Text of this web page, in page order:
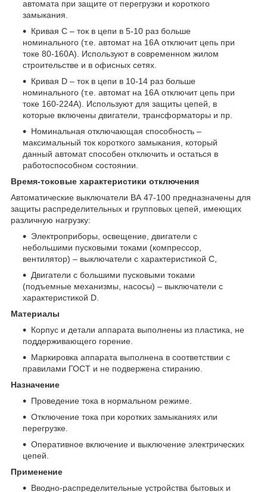
автомата при защите от перегрузки и короткого
замыкания.
Кривая С – ток в цепи в 5-10 раз больше
номинального (т.е. автомат на 16А отключит цепь при
токе 80-160А). Используют в современном жилом
строительстве и в офисных сетях.
Кривая D – ток в цепи в 10-14 раз больше
номинального (т.е. автомат на 16А отключит цепь при
токе 160-224А). Используют для защиты цепей, в
которые включены двигатели, трансформаторы и пр.
Номинальная отключающая способность –
максимальный ток короткого замыкания, который
данный автомат способен отключить и остаться в
работоспособном состоянии.
Время-токовые характеристики отключения
Автоматические выключатели ВА 47-100 предназначены для
защиты распределительных и групповых цепей, имеющих
различную нагрузку:
Электроприборы, освещение, двигатели с
небольшими пусковыми токами (компрессор,
вентилятор) – выключатели с характеристикой C,
Двигатели с большими пусковыми токами
(подъемные механизмы, насосы) – выключатели с
характеристикой D.
Материалы
Корпус и детали аппарата выполнены из пластика, не
поддерживающего горение.
Маркировка аппарата выполнена в соответствии с
правилами ГОСТ и не подвержена стиранию.
Назначение
Проведение тока в нормальном режиме.
Отключение тока при коротких замыканиях или
перегрузке.
Оперативное включение и выключение электрических
цепей.
Применение
Вводно-распределительные устройства бытовых и